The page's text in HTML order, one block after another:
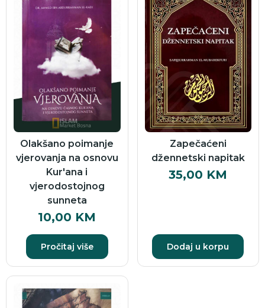
Olakšano poimanje
vjerovanja na osnovu
Kur'ana i
vjerodostojnog
sunneta
10,00 KM
Pročitaj više
Zapečaćeni
džennetski napitak
35,00 KM
Dodaj u korpu